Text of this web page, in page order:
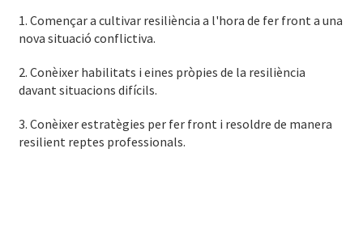
1. Començar a cultivar resiliència a l'hora de fer front a una
nova situació conflictiva.
2. Conèixer habilitats i eines pròpies de la resiliència
davant situacions difícils.
3. Conèixer estratègies per fer front i resoldre de manera
resilient reptes professionals.